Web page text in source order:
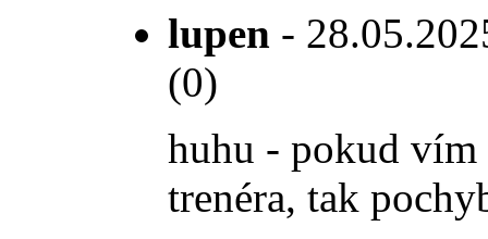
lupen -
(0)
huhu - pokud vím
trenéra, tak